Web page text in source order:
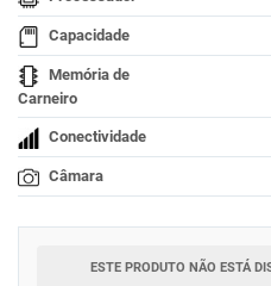
Capacidade
Memória de
Carneiro
Conectividade
Câmara
ESTE PRODUTO NÃO ESTÁ